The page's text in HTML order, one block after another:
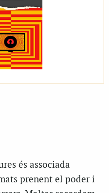
és associada
prenent el poder i